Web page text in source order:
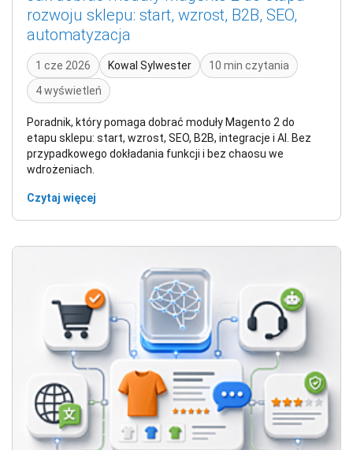
rozwoju sklepu: start, wzrost, B2B, SEO,
automatyzacja
1 cze 2026 Kowal Sylwester
10 min czytania
4 wyświetleń
Poradnik, który pomaga dobrać moduły Magento 2 do
etapu sklepu: start, wzrost, SEO, B2B, integracje i AI. Bez
przypadkowego dokładania funkcji i bez chaosu we
wdrożeniach.
Czytaj więcej